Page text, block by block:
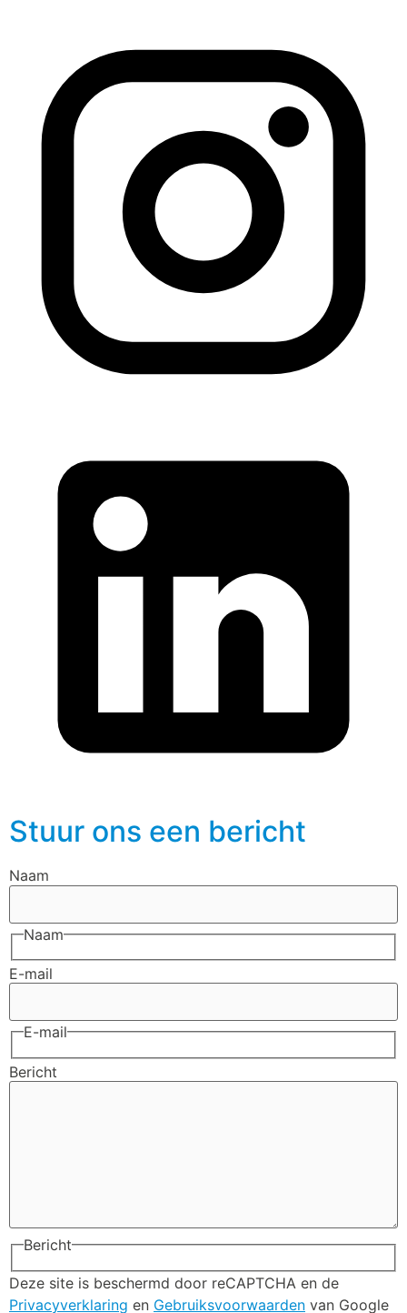
Stuur ons een bericht
Naam
Naam
E-mail
E-mail
Bericht
Bericht
Deze site is beschermd door reCAPTCHA en de
Privacyverklaring en Gebruiksvoorwaarden van Google